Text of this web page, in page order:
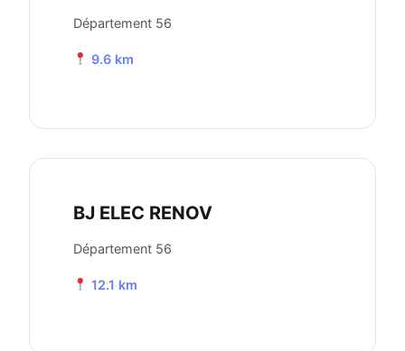
Département 56
9.6 km
BJ ELEC RENOV
Département 56
12.1 km